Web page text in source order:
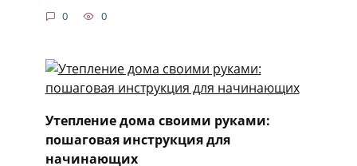
0 0
Утепление дома своими руками:
пошаговая инструкция для
начинающих